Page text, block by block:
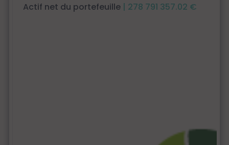
Actif net du portefeuille | 278 791 357.02 €